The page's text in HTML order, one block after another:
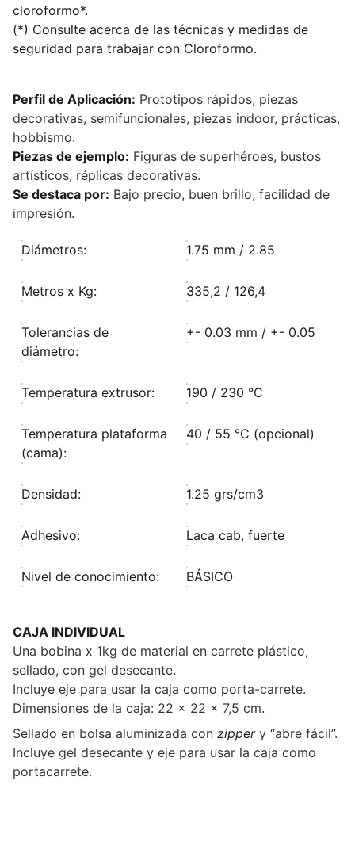
cloroformo*.
(*) Consulte acerca de las técnicas y medidas de
seguridad para trabajar con Cloroformo.
Perfil de Aplicación: Prototipos rápidos, piezas
decorativas, semifuncionales, piezas indoor, prácticas,
hobbismo.
Piezas de ejemplo: Figuras de superhéroes, bustos
artísticos, réplicas decorativas.
Se destaca por: Bajo precio, buen brillo, facilidad de
impresión.
Diámetros: 1.75 mm / 2.85
Metros x Kg: 335,2 / 126,4
Tolerancias de
diámetro:
+- 0.03 mm / +- 0.05
Temperatura extrusor: 190 / 230 °C
Temperatura plataforma
(cama):
40 / 55 °C (opcional)
Densidad: 1.25 grs/cm3
Adhesivo: Laca cab, fuerte
Nivel de conocimiento: BÁSICO
CAJA INDIVIDUAL
Una bobina x 1kg de material en carrete plástico,
sellado, con gel desecante.
Incluye eje para usar la caja como porta-carrete.
Dimensiones de la caja: 22 x 22 x 7,5 cm.
Sellado en bolsa aluminizada con zippery “abre fácil”.
Incluye gel desecante y eje para usar la caja como
portacarrete.